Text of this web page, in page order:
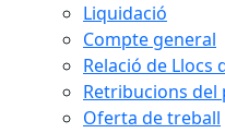
Liquidació
Compte general
Relació de Llocs
Retribucions
Oferta de treball